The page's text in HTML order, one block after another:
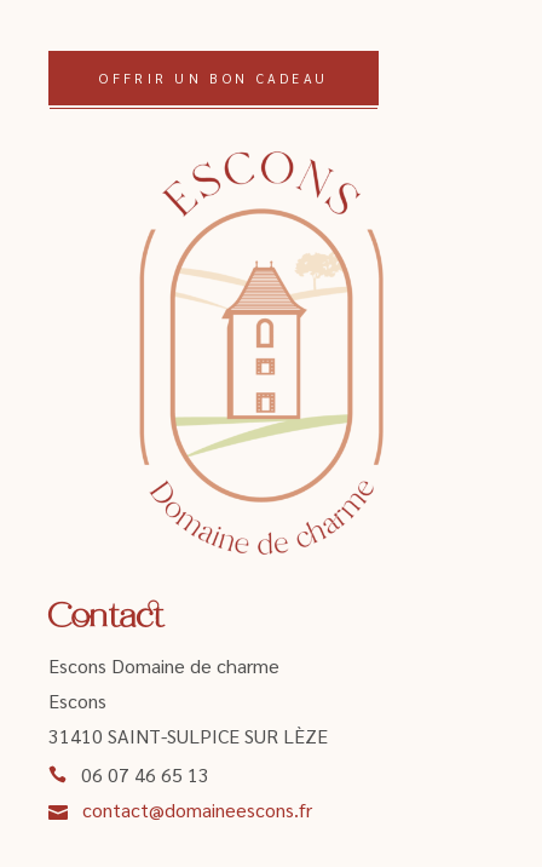
OFFRIR UN BON CADEAU
Contact
Escons Domaine de charme
Escons
31410 SAINT-SULPICE SUR LÈZE
06 07 46 65 13
contact@domaineescons.fr